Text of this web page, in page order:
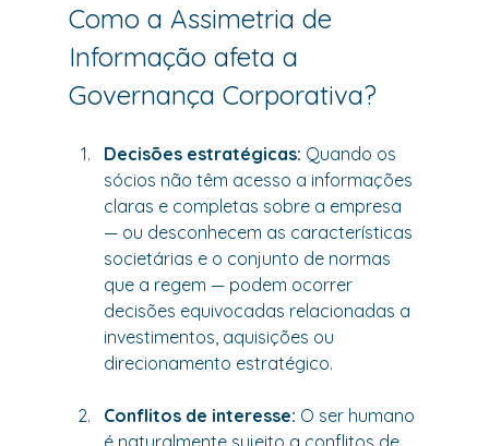
Como a Assimetria de
Informação afeta a
Governança Corporativa?
Decisões estratégicas: Quando os
sócios não têm acesso a informações
claras e completas sobre a empresa
— ou desconhecem as características
societárias e o conjunto de normas
que a regem — podem ocorrer
decisões equivocadas relacionadas a
investimentos, aquisições ou
direcionamento estratégico.
Conflitos de interesse: O ser humano
é naturalmente sujeito a conflitos de